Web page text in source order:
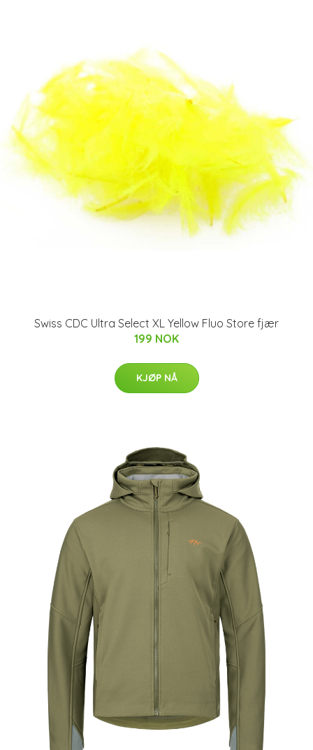
Swiss CDC Ultra Select XL Yellow Fluo Store fjær
199 NOK
KJØP NÅ